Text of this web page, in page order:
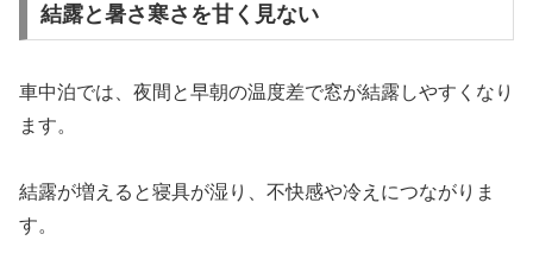
結露と暑さ寒さを甘く見ない
車中泊では、夜間と早朝の温度差で窓が結露しやすくなり
ます。
結露が増えると寝具が湿り、不快感や冷えにつながりま
す。